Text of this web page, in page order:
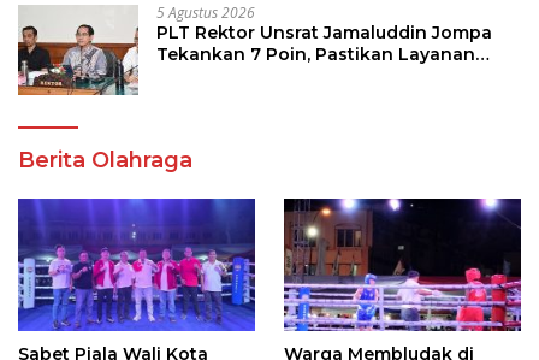
5 Agustus 2026
PLT Rektor Unsrat Jamaluddin Jompa
Tekankan 7 Poin, Pastikan Layanan
Berita Olahraga
Sabet Piala Wali Kota
Warga Membludak di